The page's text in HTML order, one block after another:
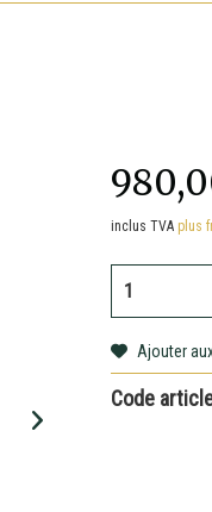
inclus TVA plus
Ajouter
Code